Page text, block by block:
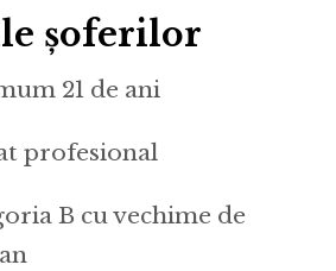
șoferilor
21 de ani
profesional
B cu vechime de